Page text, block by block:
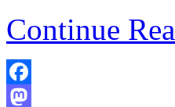
Continue
Facebook